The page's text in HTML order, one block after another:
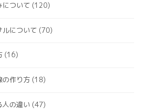
について (120)
ルについて (70)
(16)
の作り方 (18)
人の違い (47)